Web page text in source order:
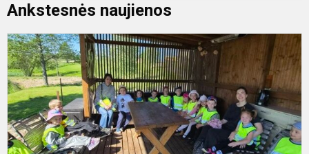
Ankstesnės naujienos